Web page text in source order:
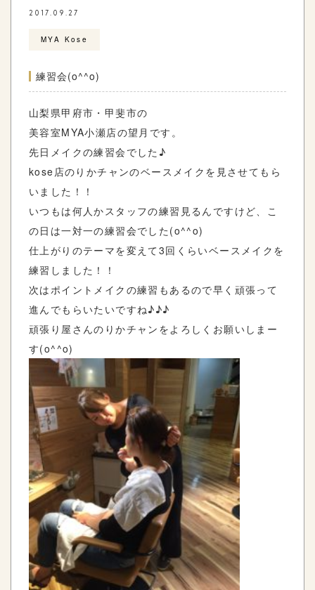
2017.09.27
MYA Kose
練習会(o^^o)
山梨県甲府市・甲斐市の
美容室MYA小瀬店の望月です。
先日メイクの練習会でした♪
kose店のりかチャンのベースメイクを見させてもら
いました！！
いつもは何人かスタッフの練習見るんですけど、こ
の日は一対一の練習会でした(o^^o)
仕上がりのテーマを変えて3回くらいベースメイクを
練習しました！！
次はポイントメイクの練習もあるので早く頑張って
進んでもらいたいですね♪♪♪
頑張り屋さんのりかチャンをよろしくお願いしまー
す(o^^o)